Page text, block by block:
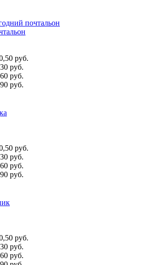
руб.
руб.
руб.
руб.
руб.
руб.
руб.
руб.
руб.
руб.
руб.